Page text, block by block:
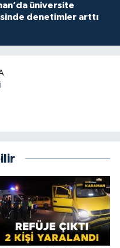
üniversite
denetimler arttı